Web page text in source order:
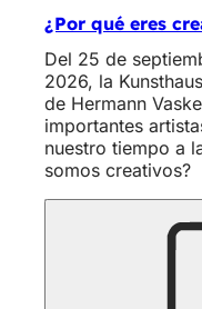
¿Por qué eres
Del 25 de
2026, la
de Hermann
importantes
nuestro tiempo a
somos creativos?